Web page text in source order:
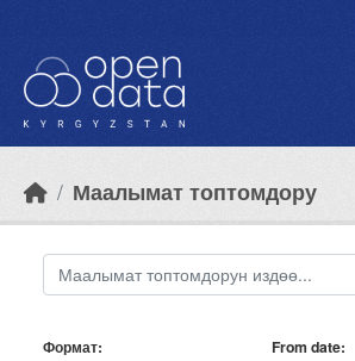
Маалымат топтомдору
Формат From date